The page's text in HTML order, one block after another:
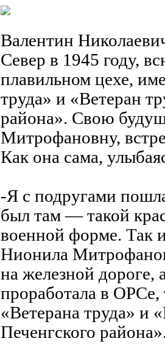
Валентин
Север в 1945 году,
плавильном цехе,
труда» и «Ветеран
района». Свою
Митрофановну,
Как она сама,
-Я с подругами
был там — такой
военной форме. Так
Нионила
на железной дороге,
проработала в ОРСе,
«Ветерана труда» и
Печенгского